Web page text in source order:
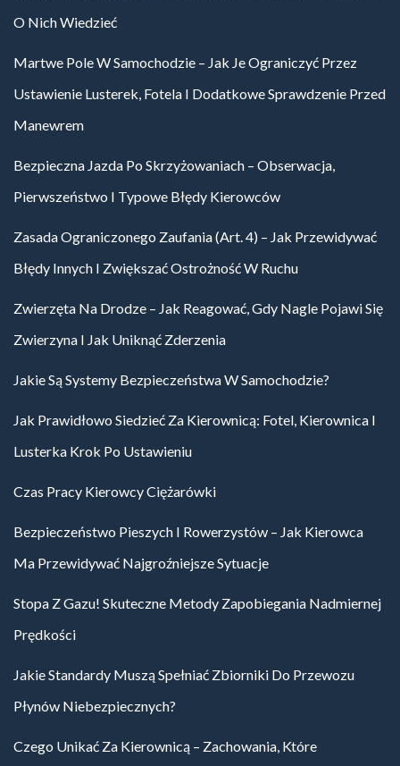
O Nich Wiedzieć
Martwe Pole W Samochodzie – Jak Je Ograniczyć Przez
Ustawienie Lusterek, Fotela I Dodatkowe Sprawdzenie Przed
Manewrem
Bezpieczna Jazda Po Skrzyżowaniach – Obserwacja,
Pierwszeństwo I Typowe Błędy Kierowców
Zasada Ograniczonego Zaufania (art. 4) – Jak Przewidywać
Błędy Innych I Zwiększać Ostrożność W Ruchu
Zwierzęta Na Drodze – Jak Reagować, Gdy Nagle Pojawi Się
Zwierzyna I Jak Uniknąć Zderzenia
Jakie Są Systemy Bezpieczeństwa W Samochodzie?
Jak Prawidłowo Siedzieć Za Kierownicą: Fotel, Kierownica I
Lusterka Krok Po Ustawieniu
Czas Pracy Kierowcy Ciężarówki
Bezpieczeństwo Pieszych I Rowerzystów – Jak Kierowca
Ma Przewidywać Najgroźniejsze Sytuacje
Stopa Z Gazu! Skuteczne Metody Zapobiegania Nadmiernej
Prędkości
Jakie Standardy Muszą Spełniać Zbiorniki Do Przewozu
Płynów Niebezpiecznych?
Czego Unikać Za Kierownicą – Zachowania, Które